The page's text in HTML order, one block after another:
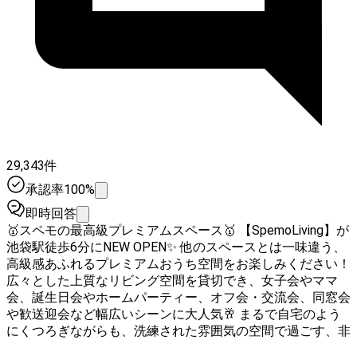
29,343件
承認率100%
即時回答
🥇スペモの最高級プレミアムスペース🥇 【SpemoLiving】が
池袋駅徒歩6分にNEW OPEN✨ 他のスペースとは一味違う、
高級感あふれるプレミアムおうち空間をお楽しみください！
広々とした上質なリビング空間を貸切でき、女子会やママ
会、誕生日会やホームパーティー、オフ会・交流会、同窓会
や歓送迎会など幅広いシーンに大人気🥂 まるで自宅のよう
にくつろぎながらも、洗練された雰囲気の空間で過ごす、非